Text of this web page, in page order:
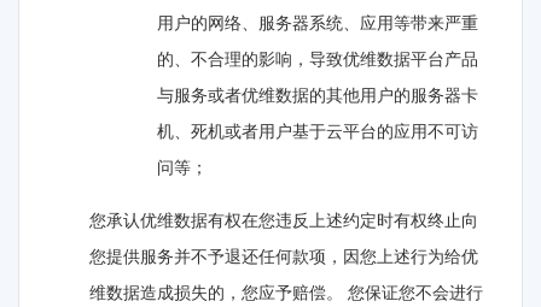
用户的网络、服务器系统、应用等带来严重
的、不合理的影响，导致优维数据平台产品
与服务或者优维数据的其他用户的服务器卡
机、死机或者用户基于云平台的应用不可访
问等；
您承认优维数据有权在您违反上述约定时有权终止向
您提供服务并不予退还任何款项，因您上述行为给优
维数据造成损失的，您应予赔偿。 您保证您不会进行